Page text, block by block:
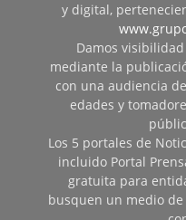
y digital,
Damos
mediante la
con una audiencia
edades y
Los 5 portales de
incluido Portal
gratuita para
busquen un medio